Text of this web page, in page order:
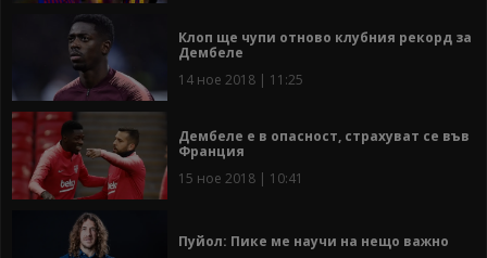
Клоп ще чупи отново клубния рекорд за
Дембеле
14 ное 2018 | 11:25
Дембеле е в опасност, страхуват се във
Франция
15 ное 2018 | 10:41
Пуйол: Пике ме научи на нещо важно